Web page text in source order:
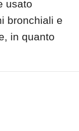
usato
bronchiali e
in quanto